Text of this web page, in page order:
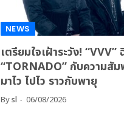
NEWS
เตรียมใจเฝ้าระวัง!
“TORNADO” กับความสัม
มาไว ไปไว ราวกับพายุ
Bysl 06/08/2026